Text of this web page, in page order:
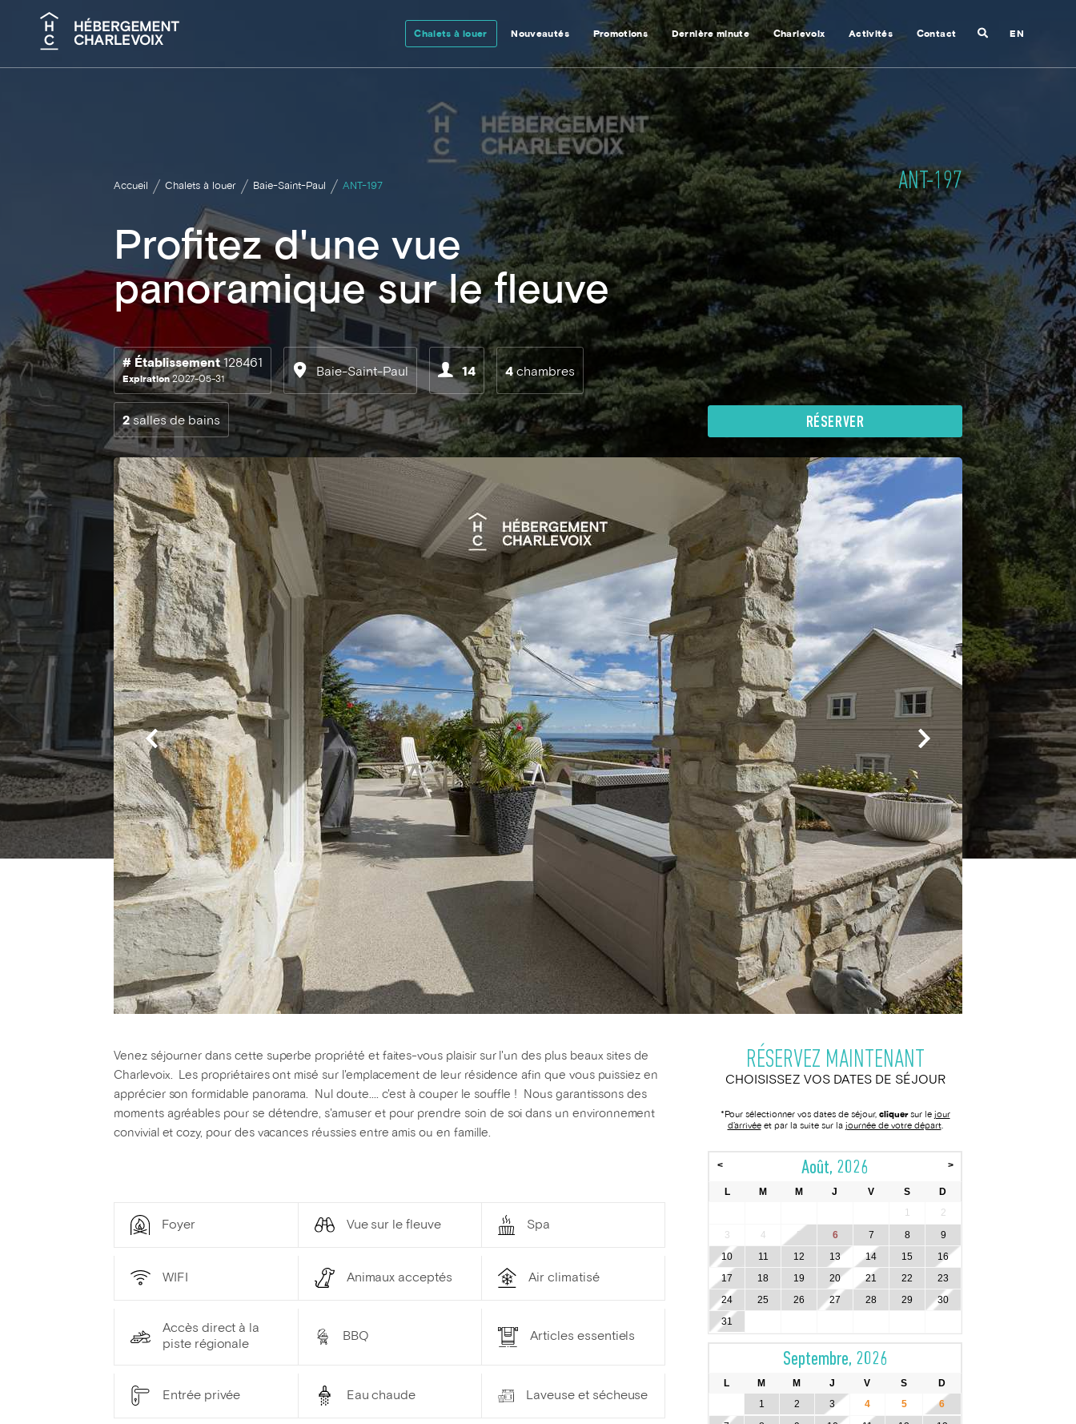
Chalets à louer Nouveautés Promotions Dernière minute Charlevoix Activités Contact Recherche
EN
Accueil Chalets à louer Baie-Saint-Paul ANT-197
Profitez d'une vue
panoramique sur le fleuve
ANT-197
# Établissement128461
Expiration2027-05-31
Baie-Saint-Paul 14 4chambres
2 salles de bains RÉSERVER
Venez séjourner dans cette superbe propriété et faites-vous plaisir sur l'un des plus beaux sites de
Charlevoix. Les propriétaires ont misé sur l'emplacement de leur résidence afin que vous puissiez en
apprécier son formidable panorama. Nul doute.... c'est à couper le souffle ! Nous garantissons des
moments agréables pour se détendre, s'amuser et pour prendre soin de soi dans un environnement
convivial et cozy, pour des vacances réussies entre amis ou en famille.
Foyer Vue sur le fleuve Spa
WIFI Animaux acceptés Air climatisé
Accès direct à la
piste régionale
BBQ Articles essentiels
Entrée privée Eau chaude Laveuse et sécheuse
RÉSERVEZ MAINTENANT
CHOISISSEZ VOS DATES DE SÉJOUR
*Pour sélectionner vos dates de séjour, cliquersur le jour
d’arrivéeet par la suite sur la journée de votre départ.
< Août, 2026
L M M J V S
D
1
2
3
4 5 6 7 8
9
10
11 12 13 14 15
16
17
18 19 20 21 22
23
24
25 26 27 28 29
30
31
Septembre, 2026
>
L M M J V S
D
1
2 3 4 5
6